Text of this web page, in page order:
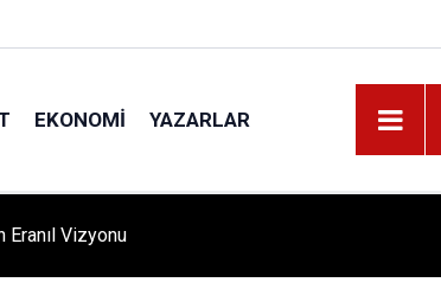
EKONOMI YAZARLAR
Kursiyerler Gönüllerince Eğlendi!